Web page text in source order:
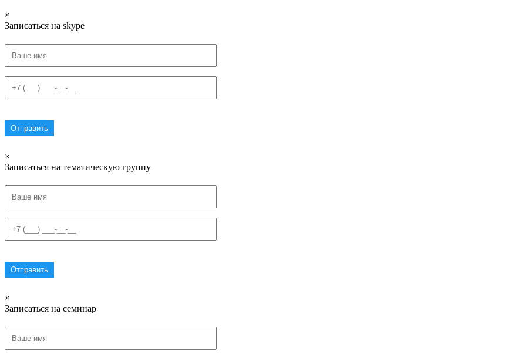
×
Записаться на skype
×
Записаться на тематическую группу
×
Записаться на семинар